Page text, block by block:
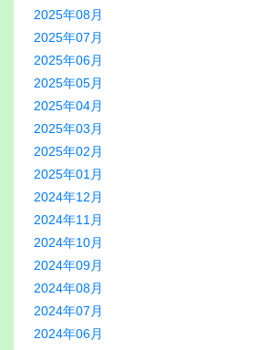
2025年08月
2025年07月
2025年06月
2025年05月
2025年04月
2025年03月
2025年02月
2025年01月
2024年12月
2024年11月
2024年10月
2024年09月
2024年08月
2024年07月
2024年06月